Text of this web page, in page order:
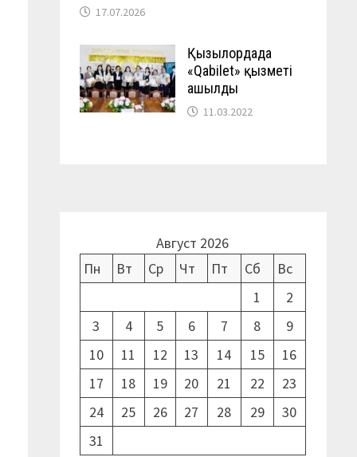
17.07.2026
Қызылордада
«Qabilet» қызметі
ашылды
11.03.2022
Август 2026
Пн
Вт Ср Чт Пт Сб
Вс
1
2
3
4 5 6 7 8
9
10
11 12 13 14 15
16
17
18 19 20 21 22
23
24
25 26 27 28 29
30
31